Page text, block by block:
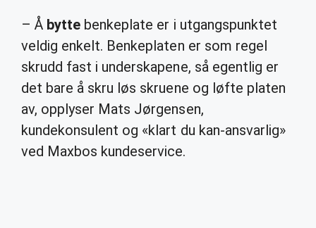
– Å bytte benkeplate er i utgangspunktet
veldig enkelt. Benkeplaten er som regel
skrudd fast i underskapene, så egentlig er
det bare å skru løs skruene og løfte platen
av, opplyser Mats Jørgensen,
kundekonsulent og «klart du kan-ansvarlig»
ved Maxbos kundeservice.